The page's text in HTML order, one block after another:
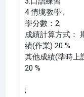
4 情境教學 ;
學分數：2;
成績計算方式：
績(作業) 20 %
其他成績(準時上
20 %
;